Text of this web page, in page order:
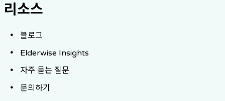
리소스
블로그
Elderwise Insights
자주 묻는 질문
문의하기